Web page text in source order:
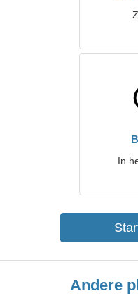
In
Andere